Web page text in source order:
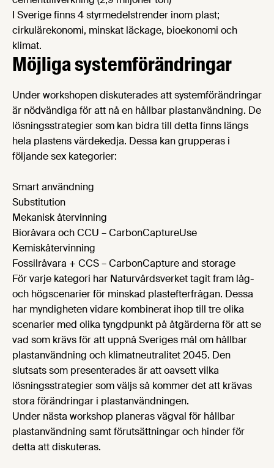
I Sverige finns 4 styrmedelstrender inom plast;
cirkulärekonomi, minskat läckage, bioekonomi och
klimat.
Möjliga systemförändringar
Under workshopen diskuterades att systemförändringar
är nödvändiga för att nå en hållbar plastanvändning. De
lösningsstrategier som kan bidra till detta finns längs
hela plastens värdekedja. Dessa kan grupperas i
följande sex kategorier:
Smart användning
Substitution
Mekanisk återvinning
Bioråvara och CCU – CarbonCaptureUse
Kemiskåtervinning
Fossilråvara + CCS – CarbonCapture and storage
För varje kategori har Naturvårdsverket tagit fram låg-
och högscenarier för minskad plastefterfrågan. Dessa
har myndigheten vidare kombinerat ihop till tre olika
scenarier med olika tyngdpunkt på åtgärderna för att se
vad som krävs för att uppnå Sveriges mål om hållbar
plastanvändning och klimatneutralitet 2045. Den
slutsats som presenterades är att oavsett vilka
lösningsstrategier som väljs så kommer det att krävas
stora förändringar i plastanvändningen.
Under nästa workshop planeras vägval för hållbar
plastanvändning samt förutsättningar och hinder för
detta att diskuteras.